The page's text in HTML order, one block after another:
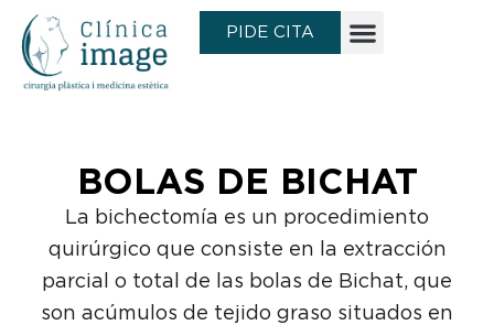
contenido
PIDE CITA
BOLAS DE BICHAT
La bichectomía es un procedimiento
quirúrgico que consiste en la extracción
parcial o total de las bolas de Bichat, que
son acúmulos de tejido graso situados en